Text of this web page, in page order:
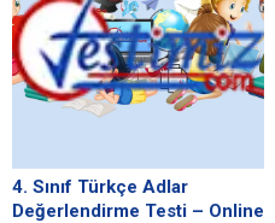
4. Sınıf Türkçe Adlar
Değerlendirme Testi – Online